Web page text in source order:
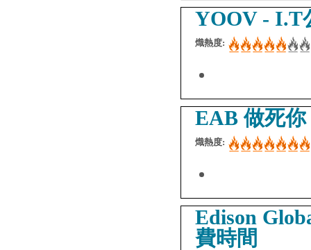
YOOV - I.T
熾熱度:
EAB 做死
熾熱度:
Edison
費時間